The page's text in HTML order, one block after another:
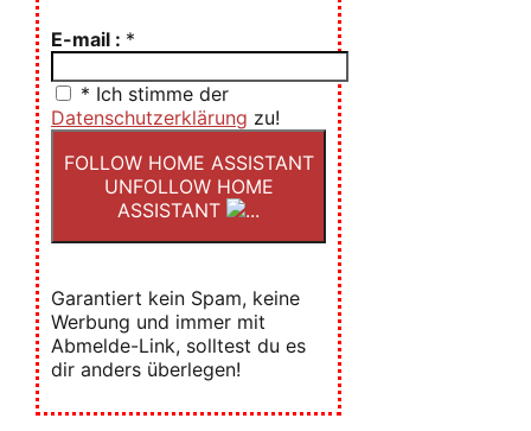
E-mail : *
* Ich stimme der
Datenschutzerklärung zu!
FOLLOW HOME ASSISTANT
UNFOLLOW HOME
ASSISTANT
Garantiert kein Spam, keine
Werbung und immer mit
Abmelde-Link, solltest du es
dir anders überlegen!